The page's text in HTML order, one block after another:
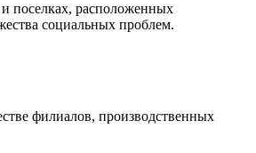
поселках, расположенных
социальных проблем.
филиалов, производственных